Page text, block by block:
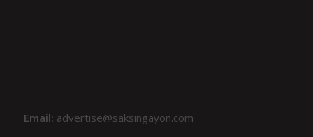
Email: advertise@saksingayon.com